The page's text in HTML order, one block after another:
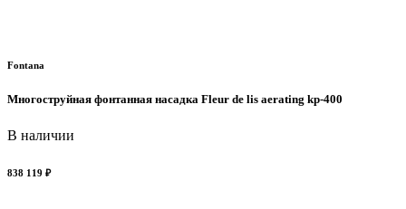
Fontana
Многоструйная фонтанная насадка Fleur de lis aerating kp-400
В наличии
838 119 ₽